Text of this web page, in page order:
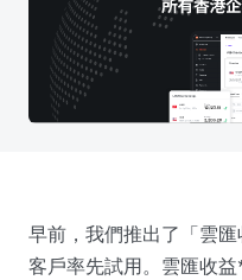
早前，我們推出了「雲
客戶率先試用。雲匯收